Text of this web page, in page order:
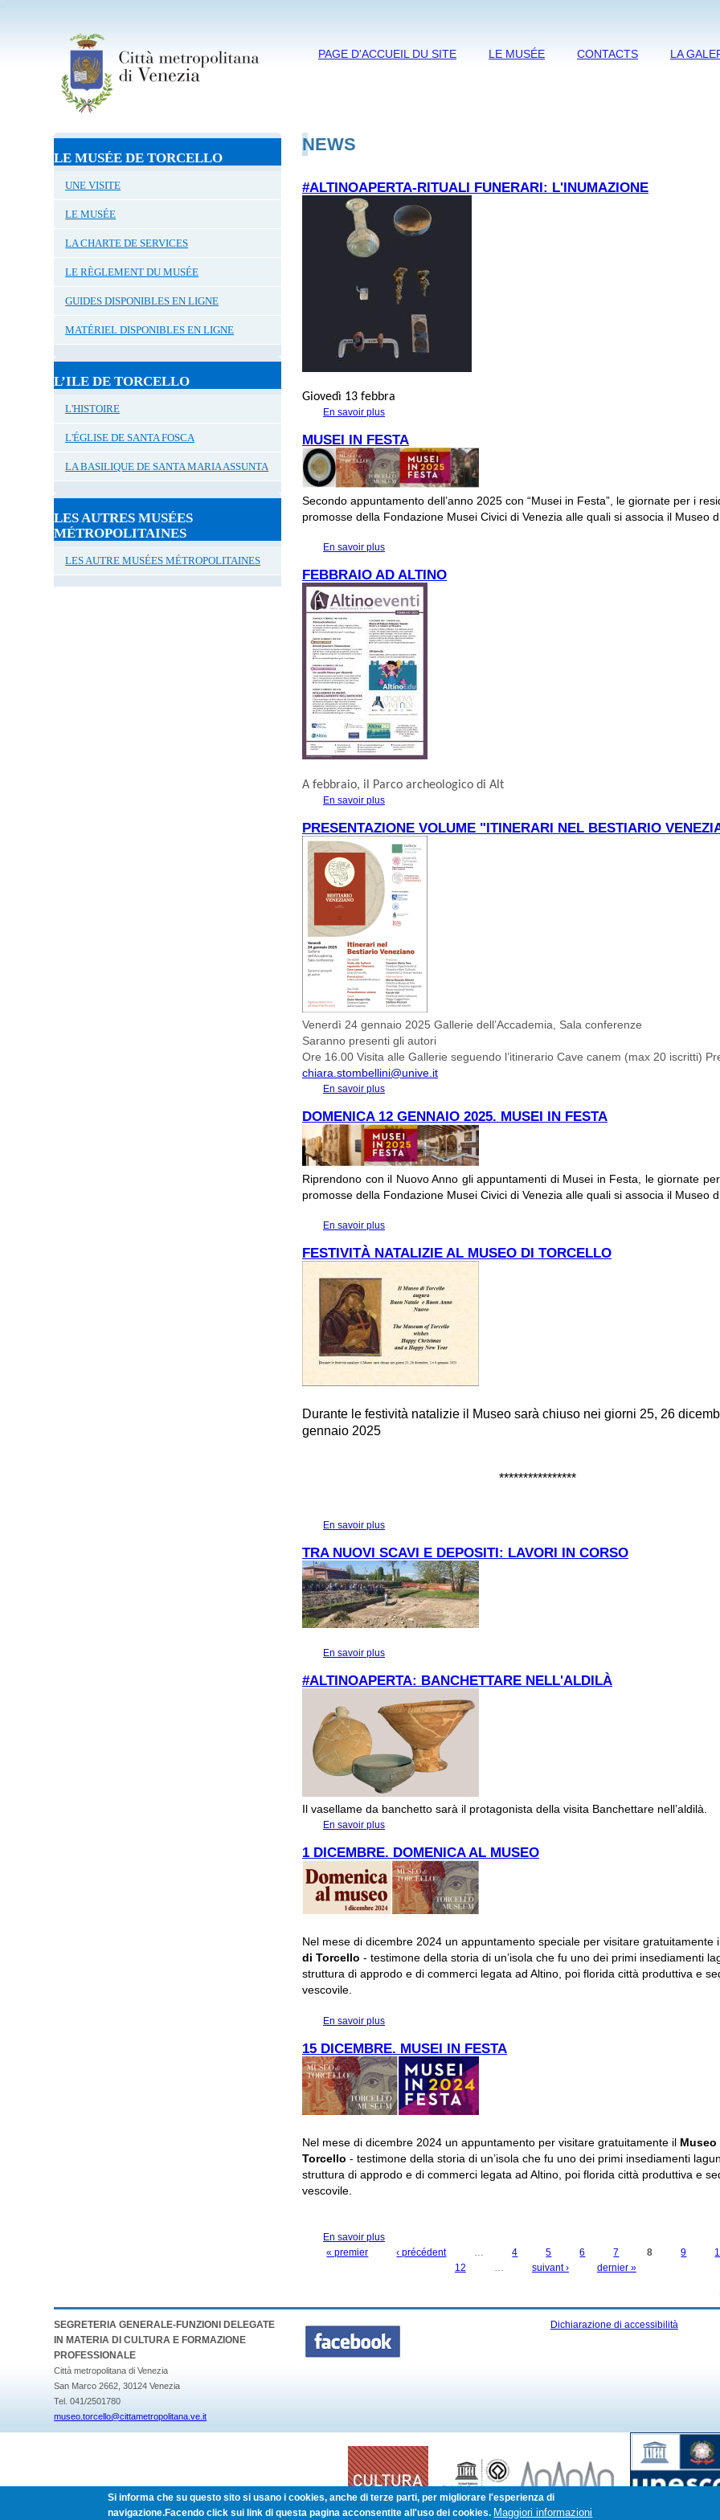
PAGE D'ACCUEIL DU SITE LE MUSÉE CONTACTS LA
LE MUSÉE DE TORCELLO
UNE VISITE
LE MUSÉE
LA CHARTE DE SERVICES
LE RÈGLEMENT DU MUSÉE
GUIDES DISPONIBLES EN LIGNE
MATÉRIEL DISPONIBLES EN LIGNE
L’ILE DE TORCELLO
L'HISTOIRE
L'ÉGLISE DE SANTA FOSCA
LA BASILIQUE DE SANTA MARIA ASSUNTA
LES AUTRES MUSÉES
MÉTROPOLITAINES
LES AUTRE MUSÉES MÉTROPOLITAINES
NEWS
#ALTINOAPERTA-RITUALI FUNERARI: L'INUMAZIONE
Giovedì 13 febbra
En savoir plus
MUSEI IN FESTA
Secondo appuntamento dell’anno 2025 con “Musei in Festa”, le giornate per i
promosse della Fondazione Musei Civici di Venezia alle quali si associa il Museo
En savoir plus
FEBBRAIO AD ALTINO
Afebbraio, il Parco archeologico di Alt
En savoir plus
PRESENTAZIONE VOLUME "ITINERARI NEL BESTIARIO
Venerdì 24 gennaio 2025 Gallerie dell’Accademia, Sala conferenze
Saranno presenti gli autori
Ore 16.00 Visita alle Gallerie seguendo l’itinerario Cave canem (max 20 iscritti)
chiara.stombellini@unive.it
En savoir plus
DOMENICA 12 GENNAIO 2025. MUSEI IN FESTA
Riprendono con il Nuovo Anno gli appuntamenti di Musei in Festa, le giornate
promosse della Fondazione Musei Civici di Venezia alle quali si associa il Museo
En savoir plus
FESTIVITÀ NATALIZIE AL MUSEO DI TORCELLO
Durante le festività natalizie il Museo sarà chiuso nei giorni 25, 26
gennaio 2025
****************
En savoir plus
TRA NUOVI SCAVI E DEPOSITI: LAVORI IN CORSO
En savoir plus
#ALTINOAPERTA: BANCHETTARE NELL'ALDILÀ
Il vasellame da banchetto sarà il protagonista della visita Banchettare nell’aldilà
En savoir plus
1 DICEMBRE. DOMENICA AL MUSEO
Nel mese di dicembre 2024 un appuntamento speciale per visitare gratuitamente
di Torcello - testimone della storia di un’isola che fu uno dei primi insediamenti
struttura di approdo e di commerci legata ad Altino, poi florida città produttiva e
vescovile.
En savoir plus
15 DICEMBRE. MUSEI IN FESTA
Nel mese di dicembre 2024 un appuntamento per visitare gratuitamente il Museo
Torcello - testimone della storia di un’isola che fu uno dei primi insediamenti
struttura di approdo e di commerci legata ad Altino, poi florida città produttiva e
vescovile.
En savoir plus
« premier ‹ précédent … 4 5 6 7 8 9
12
… suivant ›
dernier »
SEGRETERIA GENERALE-FUNZIONI DELEGATE
IN MATERIA DI CULTURA E FORMAZIONE
PROFESSIONALE
Città metropolitana di Venezia
San Marco 2662, 30124 Venezia
Tel. 041/2501780
museo.torcello@cittametropolitana.ve.it
Dichiarazione di accessibilità
Si informa che su questo sito si usano i cookies, anche di terze parti, per migliorare l'esperienza di
navigazione.Facendo click sui link di questa pagina acconsentite all'uso dei cookies. Maggiori informazioni